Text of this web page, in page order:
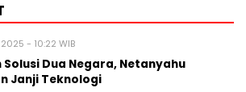
- 10:22 WIB
Dua Negara, Netanyahu
Janji Teknologi